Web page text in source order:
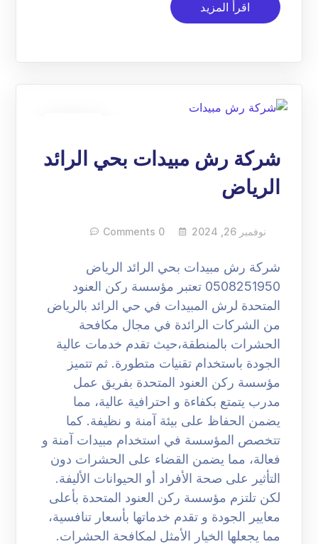
اقرأ المزيد
نوفمبر
شركة رش مبيدات بحي الرائد
الرياض
نوفمبر 26, 2024 0 Comments
شركة رش مبيدات بحي الرائد الرياض
0508251950 تعتبر مؤسسة ركن العنود
المتحدة لرش المبيدات في حي الرائد بالرياض
من الشركات الرائدة في مجال مكافحة
الحشرات بالمنطقة،حيث تقدم خدمات عالية
الجودة باستخدام تقنيات متطورة. ثم تتميز
مؤسسة ركن العنود المتحدة بفريق عمل
مدرب يتمتع بكفاءة و احترافية عالية، مما
يضمن الحفاظ على بيئة آمنة و نظيفة. كما
تتخصص المؤسسة في استخدام مبيدات آمنة و
فعالة، مما يضمن القضاء على الحشرات دون
التأثير على صحة الأفراد أو الحيوانات الأليفة.
لكن تلتزم مؤسسة ركن العنود المتحدة بأعلى
معايير الجودة و تقدم خدماتها بأسعار تنافسية،
مما يجعلها الخيار الأمثل لمكافحة الحشرات.